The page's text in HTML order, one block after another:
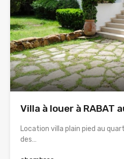
Villa à louer à RABAT
Location villa plain pied au
des…